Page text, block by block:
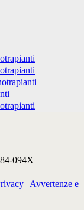
094X
| Avvertenze e